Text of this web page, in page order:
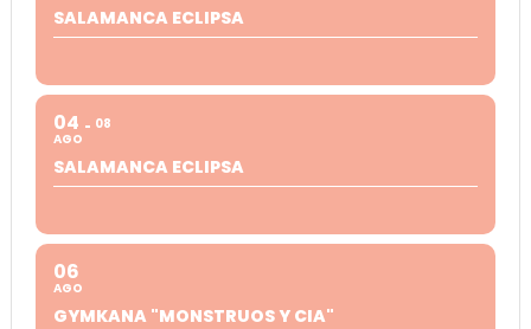
SALAMANCA ECLIPSA
04
AGO
08
SALAMANCA ECLIPSA
06
AGO
GYMKANA "MONSTRUOS Y CIA"